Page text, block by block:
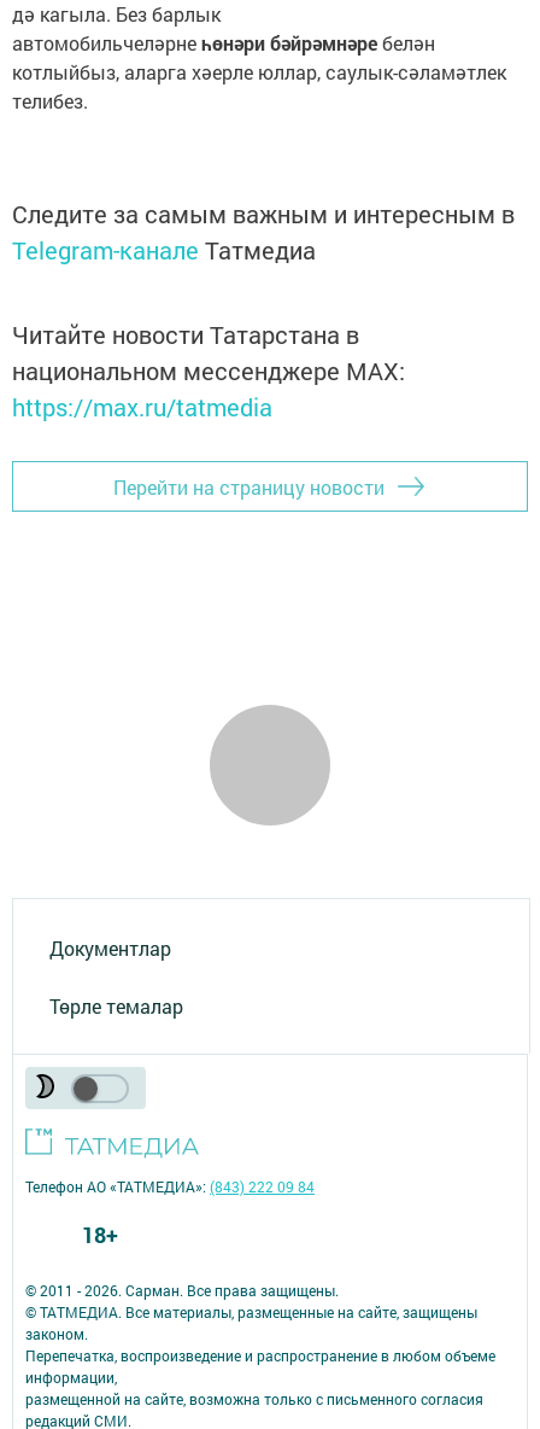
дә кагыла. Без барлык
автомобильчеләрнеһөнәрибәйрәмнәребелән
котлыйбыз, аларга хәерле юллар, саулык-сәламәтлек
телибез.
Следите за самым важным и интересным в
Telegram-канале Татмедиа
Читайте новости Татарстана в
национальном мессенджере MАХ:
https://max.ru/tatmedia
Перейти на страницу новости
Документлар
Төрле темалар
© 2011 - 2026. Сарман. Все права защищены.
© ТАТМЕДИА. Все материалы, размещенные на сайте, защищены
законом.
Перепечатка, воспроизведение и распространение в любом объеме
информации,
размещенной на сайте, возможна только с письменного согласия
редакций СМИ.
Телефон АО «ТАТМЕДИА»:(843) 222 09 84
18+